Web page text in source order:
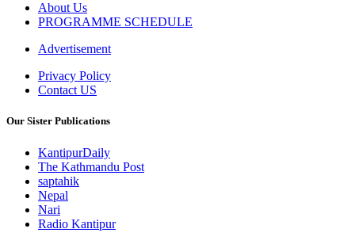
About Us
PROGRAMME SCHEDULE
Advertisement
Privacy Policy
Contact US
Our Sister Publications
KantipurDaily
The Kathmandu Post
saptahik
Nepal
Nari
Radio Kantipur